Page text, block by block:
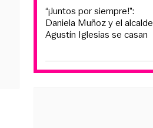
“¡Juntos por siempre!”:
Daniela Muñoz y el alcalde
Agustín Iglesias se casan